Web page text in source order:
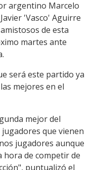
argentino Marcelo
'Vasco' Aguirre
de esta
martes ante
será este partido ya
mejores en el
mejor del
que vienen
jugadores aunque
hora de competir de
puntualizó el